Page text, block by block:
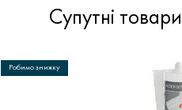
Супутні
Робимо знижку